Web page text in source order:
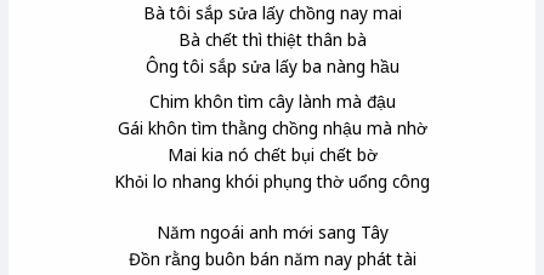
Bà tôi sắp sửa lấy chồng nay mai
Bà chết thì thiệt thân bà
Ông tôi sắp sửa lấy ba nàng hầu
Chim khôn tìm cây lành mà đậu
Gái khôn tìm thằng chồng nhậu mà nhờ
Mai kia nó chết bụi chết bờ
Khỏi lo nhang khói phụng thờ uổng công
Năm ngoái anh mới sang Tây
Đồn rằng buôn bán năm nay phát tài